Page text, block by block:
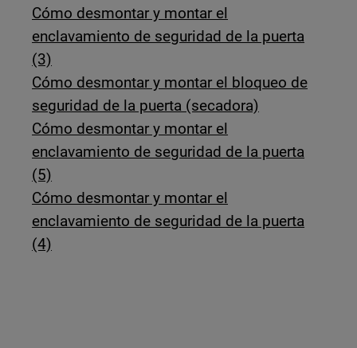
Cómo desmontar y montar el
enclavamiento de seguridad de la puerta
(3)
Cómo desmontar y montar el bloqueo de
seguridad de la puerta (secadora)
Cómo desmontar y montar el
enclavamiento de seguridad de la puerta
(5)
Cómo desmontar y montar el
enclavamiento de seguridad de la puerta
(4)